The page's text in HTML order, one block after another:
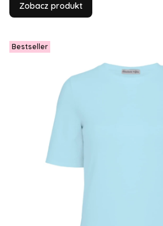
Zobacz produkt
Bestseller